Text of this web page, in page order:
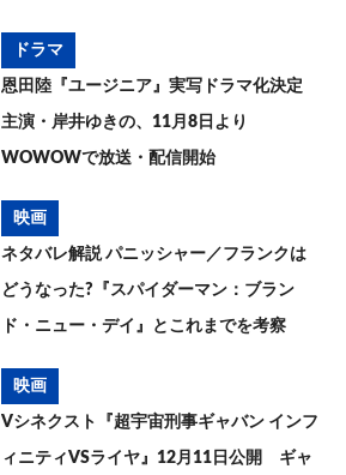
ドラマ
恩田陸『ユージニア』実写ドラマ化決定
主演・岸井ゆきの、11月8日より
WOWOWで放送・配信開始
映画
ネタバレ解説 パニッシャー／フランクは
どうなった?『スパイダーマン：ブラン
ド・ニュー・デイ』とこれまでを考察
映画
Vシネクスト『超宇宙刑事ギャバン インフ
ィニティVSライヤ』12月11日公開 ギャ